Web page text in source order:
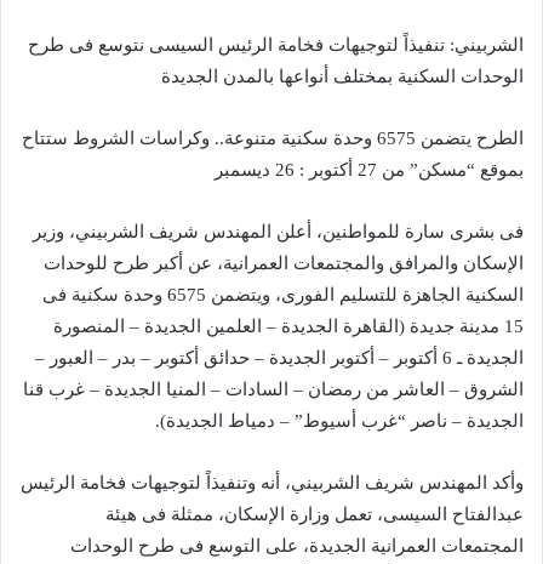
الشربيني: تنفيذاً لتوجيهات فخامة الرئيس السيسى نتوسع فى طرح
الوحدات السكنية بمختلف أنواعها بالمدن الجديدة
الطرح يتضمن 6575 وحدة سكنية متنوعة.. وكراسات الشروط ستتاح
بموقع “مسكن” من 27 أكتوبر : 26 ديسمبر
فى بشرى سارة للمواطنين، أعلن المهندس شريف الشربيني، وزير
الإسكان والمرافق والمجتمعات العمرانية، عن أكبر طرح للوحدات
السكنية الجاهزة للتسليم الفورى، ويتضمن 6575 وحدة سكنية فى
15 مدينة جديدة (القاهرة الجديدة – العلمين الجديدة – المنصورة
الجديدة ـ 6 أكتوبر – أكتوبر الجديدة – حدائق أكتوبر – بدر – العبور –
الشروق – العاشر من رمضان – السادات – المنيا الجديدة – غرب قنا
الجديدة – ناصر “غرب أسيوط” – دمياط الجديدة).
وأكد المهندس شريف الشربيني، أنه وتنفيذاً لتوجيهات فخامة الرئيس
عبدالفتاح السيسى، تعمل وزارة الإسكان، ممثلة فى هيئة
المجتمعات العمرانية الجديدة، على التوسع فى طرح الوحدات